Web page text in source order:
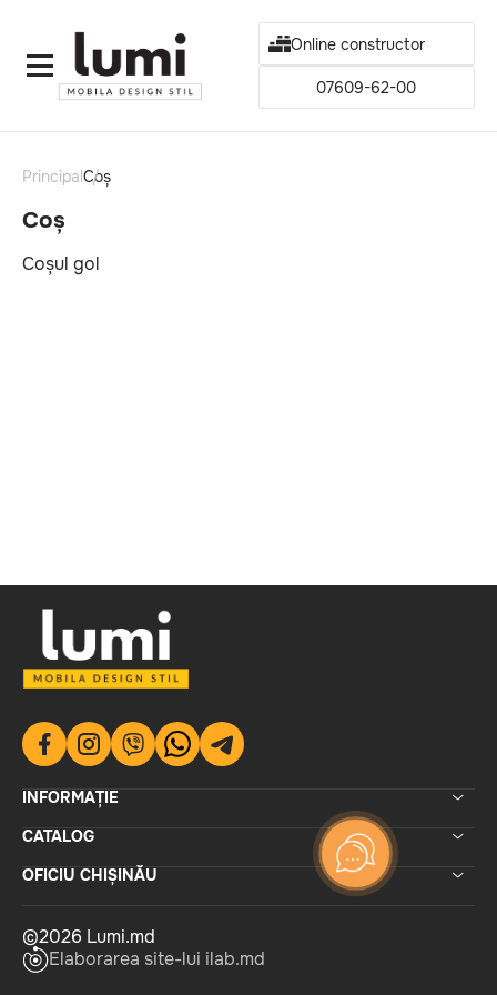
Online constructor
07609-62-00
PrincipalCoș
Coș
Coșul gol
INFORMAȚIE
CATALOG
OFICIU CHIȘINĂU
©2026 Lumi.md
Elaborarea site-lui ilab.md